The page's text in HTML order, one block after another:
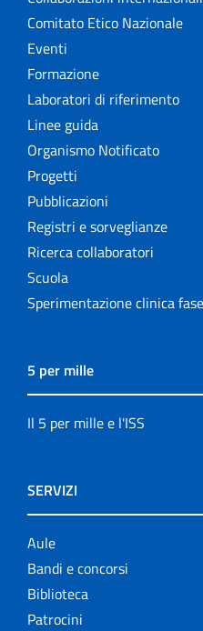
Comitato Etico Nazionale
Eventi
Formazione
Laboratori di riferimento
Linee guida
Organismo Notificato
Progetti
Pubblicazioni
Registri e sorveglianze
Ricerca collaboratori
Scuola
Sperimentazione clinica
5 per mille
Il 5 per mille e l'ISS
SERVIZI
Aule
Bandi e concorsi
Biblioteca
Patrocini